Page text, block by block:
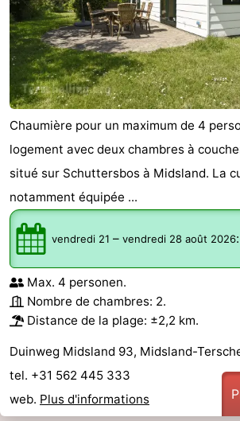
Peche
Sportive
-
Equitation
-
Promenade
sur
les
Wadden
Observation
des
phoques
Boire
manger
Événements
Pratiques
Forum
Route
-
des
Wadden
Adresses
Médicales
Région
Chaumière pour un maximum de 4
logement avec deux chambres à
situé sur Schuttersbos à Midsland. La
notamment équipée ...
vendredi 21 – vendredi 28 août 2026:
Max. 4 personen.
Nombre de chambres: 2.
Distance de la plage: ±2,2 km.
Duinweg Midsland 93, Midsland-
tel. +31 562 445 333
web. Plus d'informations